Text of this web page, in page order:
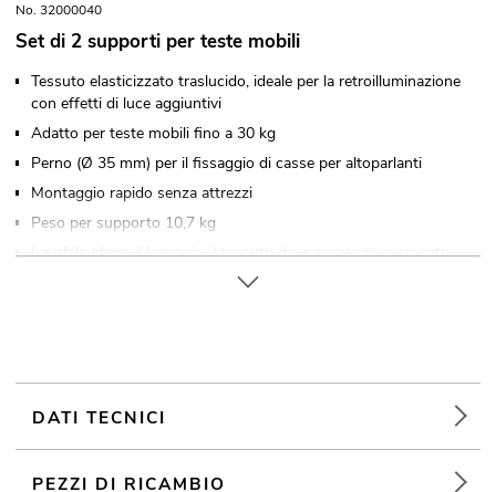
No. 32000040
Set di 2 supporti per teste mobili
Tessuto elasticizzato traslucido, ideale per la retroilluminazione
con effetti di luce aggiuntivi
Adatto per teste mobili fino a 30 kg
Perno (Ø 35 mm) per il fissaggio di casse per altoparlanti
Montaggio rapido senza attrezzi
Peso per supporto 10,7 kg
Lavabile (dopo il lavaggio, il tessuto deve essere nuovamente
sottoposto a trattamento ignifugo)
EUROLITE Part 1 Stage Stand 100cm plates + bag
DATI TECNICI
PEZZI DI RICAMBIO